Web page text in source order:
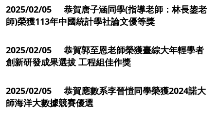
2025/02/05 恭賀唐子涵同學(指導老師：林長鋆老
師)榮獲113年中國統計學社論文優等獎
2025/02/05 恭賀郭至恩老師榮獲臺綜大年輕學者
創新研發成果選拔 工程組佳作獎
2025/02/05 恭賀應數系李晉愷同學榮獲2024諾大
師海洋大數據競賽優選